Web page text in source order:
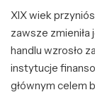
XIX wiek
zawsze zmieniła
handlu wzrosło
instytucje
głównym celem